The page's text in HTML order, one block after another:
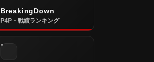
BreakingDown
P4P・戦績ランキング